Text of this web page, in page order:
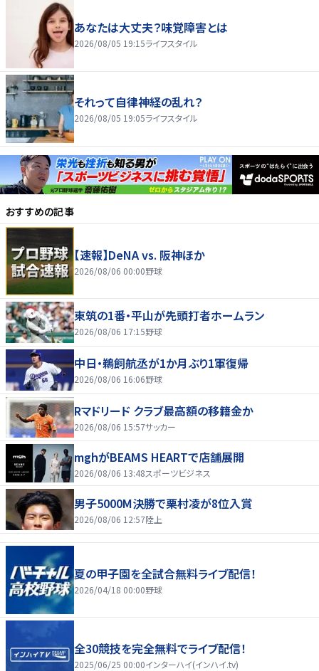
あなたは大丈夫？味覚障害とは
2026/08/05 19:15ライフスタイル
それって自律神経の乱れ？
2026/08/05 19:05ライフスタイル
おすすめの記事
【速報】DeNA vs. 阪神ほか
2026/08/06 00:00野球
東筑の1番・平山が先頭打者ホームラン
2026/08/06 17:15野球
中日・鵜飼航丞が1か月ぶり1軍復帰
2026/08/06 16:06野球
Rマドリード クラブ最高額の移籍金か
2026/08/06 15:57サッカー
mghがBEAMS HEARTで店舗展開
2026/08/06 13:48スポーツビジネス
男子5000M決勝で栗村凌が8位入賞
2026/08/06 12:57陸上
夏の甲子園を全試合無料ライブ配信！
2026/04/18 00:00野球
全30競技を完全無料でライブ配信！
2025/06/25 00:00インターハイ(インハイ.tv)